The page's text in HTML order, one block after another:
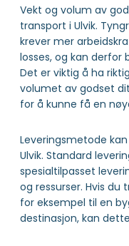
Vekt og volum av
transport i Ulvik.
krever mer
losses, og kan derfor
Det er viktig å ha
volumet av godset
for å kunne få en
Leveringsmetode
Ulvik. Standard
spesialtilpasset
og ressurser. Hvis du
for eksempel til en
destinasjon, kan